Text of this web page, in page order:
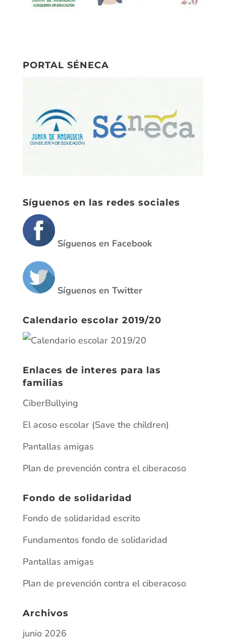
PORTAL SÉNECA
Síguenos en las redes sociales
Síguenos en Facebook
Síguenos en Twitter
Calendario escolar 2019/20
Enlaces de interes para las
familias
CiberBullying
El acoso escolar (Save the children)
Pantallas amigas
Plan de prevención contra el ciberacoso
Fondo de solidaridad
Fondo de solidaridad escrito
Fundamentos fondo de solidaridad
Pantallas amigas
Plan de prevención contra el ciberacoso
Archivos
junio 2026